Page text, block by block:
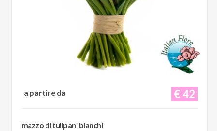
€ 42
a partire da
mazzo di tulipani bianchi